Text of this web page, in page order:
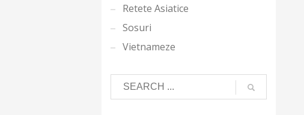
Retete Asiatice
Sosuri
Vietnameze